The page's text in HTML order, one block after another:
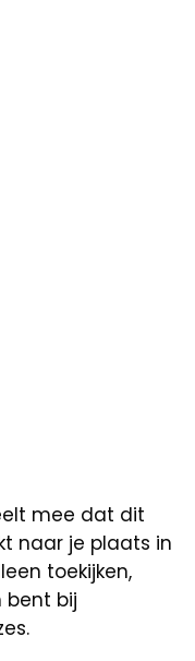
mee dat dit
naar je plaats in
toekijken,
bent bij